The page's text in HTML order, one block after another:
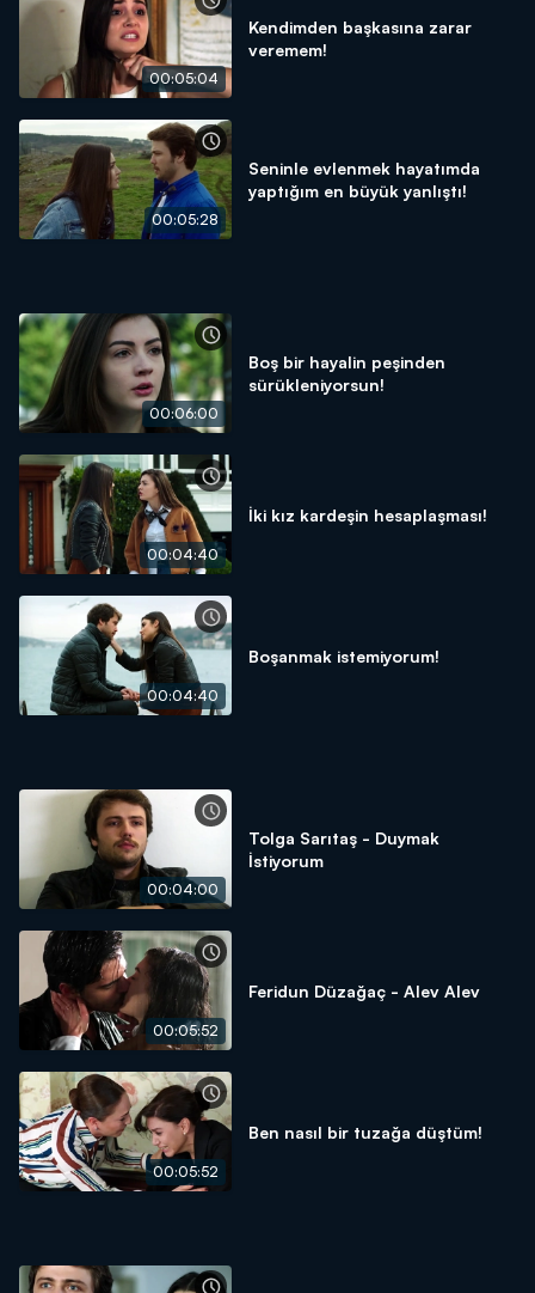
00:05:04
Kendimden başkasına zarar
veremem!
00:05:28
Seninle evlenmek hayatımda
yaptığım en büyük yanlıştı!
00:06:00
Boş bir hayalin peşinden
sürükleniyorsun!
00:04:40
İki kız kardeşin hesaplaşması!
00:04:40
Boşanmak istemiyorum!
00:04:00
Tolga Sarıtaş - Duymak
İstiyorum
00:05:52
Feridun Düzağaç - Alev Alev
00:05:52
Ben nasıl bir tuzağa düştüm!